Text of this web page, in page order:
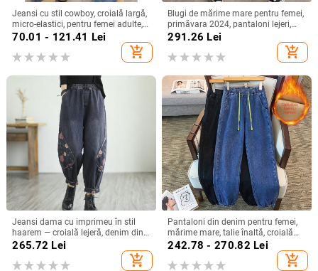
Jeansi cu stil cowboy, croială largă,
micro-elastici, pentru femei adulte,
iarna 2025
70.01 - 121.41 Lei
add_shopping_cart
Blugi de mărime mare pentru femei,
primăvara 2024, pantaloni lejeri,
slim fit, cu bretele, pentru femei mici
291.26 Lei
add_shopping_cart
Jeansi dama cu imprimeu în stil
haarem — croială lejeră, denim din
bumbac, plus size, croială morcov,
primăvară-toamnă 2024, stil retro
literar-artistic
265.72 Lei
add_shopping_cart
Pantaloni din denim pentru femei,
mărime mare, talie înaltă, croială
lejeră, casual și de lucru
242.78 - 270.82 Lei
add_shopping_cart